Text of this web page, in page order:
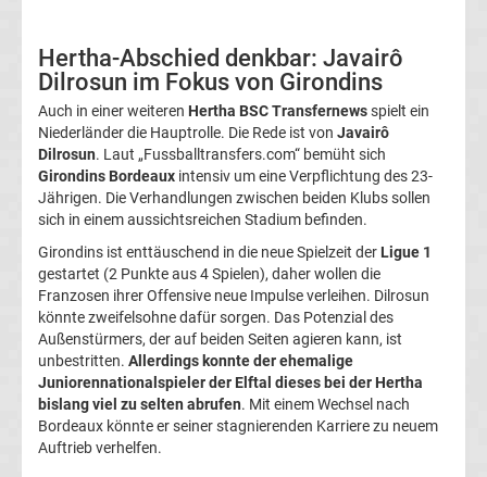
Transfergerüchte
Alemannia
Aachen
Transfergerüchte
Arminia
Bielefeld
Transfergerüchte
Bayer
Hertha-Abschied denkbar: Javairô
Dilrosun im Fokus von Girondins
Auch in einer weiteren Hertha BSC Transfernewsspielt ein
Niederländer die Hauptrolle. Die Rede ist von Javairô
Dilrosun. Laut „Fussballtransfers.com“ bemüht sich
Girondins Bordeaux intensiv um eine Verpflichtung des 23-
Jährigen. Die Verhandlungen zwischen beiden Klubs sollen
sich in einem aussichtsreichen Stadium befinden.
Girondins ist enttäuschend in die neue Spielzeit der Ligue 1
gestartet (2 Punkte aus 4 Spielen), daher wollen die
Franzosen ihrer Offensive neue Impulse verleihen. Dilrosun
könnte zweifelsohne dafür sorgen. Das Potenzial des
Außenstürmers, der auf beiden Seiten agieren kann, ist
unbestritten. Allerdings konnte der ehemalige
Juniorennationalspieler der Elftal dieses bei der Hertha
bislang viel zu selten abrufen. Mit einem Wechsel nach
Bordeaux könnte er seiner stagnierenden Karriere zu neuem
Auftrieb verhelfen.